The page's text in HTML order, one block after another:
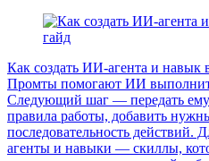
Как создать ИИ-агента и
Промты помогают ИИ
Следующий шаг — передать ему
правила работы, добавить
последовательность действий.
агенты и навыки — скиллы,